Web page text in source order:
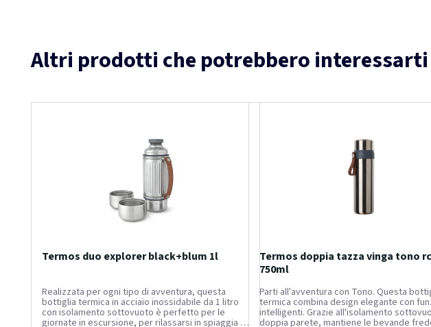
Altri prodotti che potrebbero interessarti
Termos duo explorer black+blum 1l
Realizzata per ogni tipo di avventura, questa
bottiglia termica in acciaio inossidabile da 1 litro
con isolamento sottovuoto è perfetto per le
giornate in escursione, per rilassarsi in spiaggia o
Termos doppia tazza vinga tono
750ml
Parti all'avventura con Tono. Questa
termica combina design elegante con
intelligenti. Grazie all'isolamento
doppia parete, mantiene le bevande